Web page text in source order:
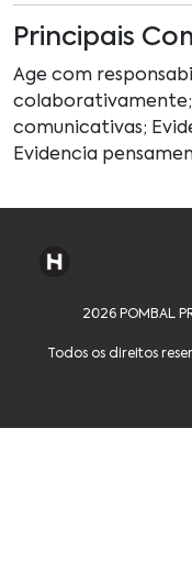
Principais
Age com
colaborativamente;
comunicativas;
Evidencia
2026 POMBAL
Todos os direitos